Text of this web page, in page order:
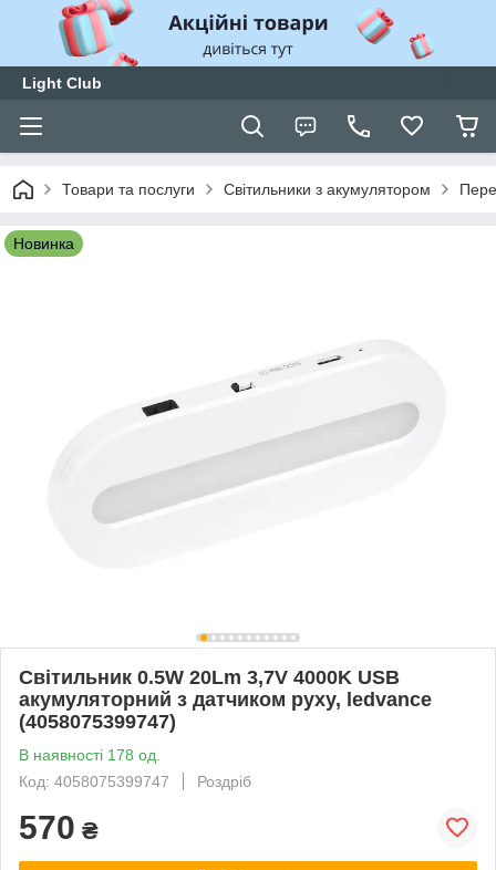
Light Club
Товари та послуги Світильники з акумулятором
Новинка
Світильник 0.5W 20Lm 3,7V 4000K USB
акумуляторний з датчиком руху, ledvance
(4058075399747)
В наявності 178 од.
Код: 4058075399747
Роздріб
570 ₴